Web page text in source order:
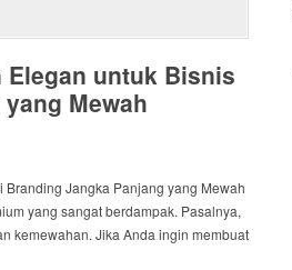
Elegan untuk Bisnis
Mewah
Jangka Panjang yang Mewah
yang sangat berdampak. Pasalnya,
kemewahan. Jika Anda ingin membuat